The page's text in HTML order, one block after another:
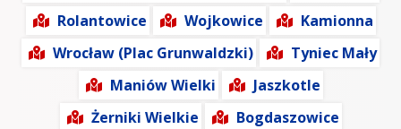
Rolantowice
Wojkowice
Kamionna
Wrocław (Plac Grunwaldzki)
Tyniec Mały
Maniów Wielki
Jaszkotle
Żerniki Wielkie
Bogdaszowice